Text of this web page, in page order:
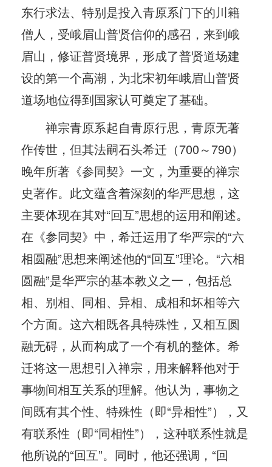
东行求法、特别是投入青原系门下的川籍
僧人，受峨眉山普贤信仰的感召，来到峨
眉山，修证普贤境界，形成了普贤道场建
设的第一个高潮，为北宋初年峨眉山普贤
道场地位得到国家认可奠定了基础。
禅宗青原系起自青原行思，青原无著
作传世，但其法嗣石头希迁（700～790）
晚年所著《参同契》一文，为重要的禅宗
史著作。此文蕴含着深刻的华严思想，这
主要体现在其对“回互”思想的运用和阐述。
在《参同契》中，希迁运用了华严宗的“六
相圆融”思想来阐述他的“回互”理论。“六相
圆融”是华严宗的基本教义之一，包括总
相、别相、同相、异相、成相和坏相等六
个方面。这六相既各具特殊性，又相互圆
融无碍，从而构成了一个有机的整体。希
迁将这一思想引入禅宗，用来解释他对于
事物间相互关系的理解。他认为，事物之
间既有其个性、特殊性（即“异相性”），又
有联系性（即“同相性”），这种联系性就是
他所说的“回互”。同时，他还强调，“回